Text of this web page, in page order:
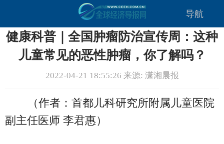
导航
健康科普｜全国肿瘤防治宣传周：这种
儿童常见的恶性肿瘤，你了解吗？
2022-04-21 18:55:26 来源: 潇湘晨报
（作者：首都儿科研究所附属儿童医院
副主任医师 李君惠）